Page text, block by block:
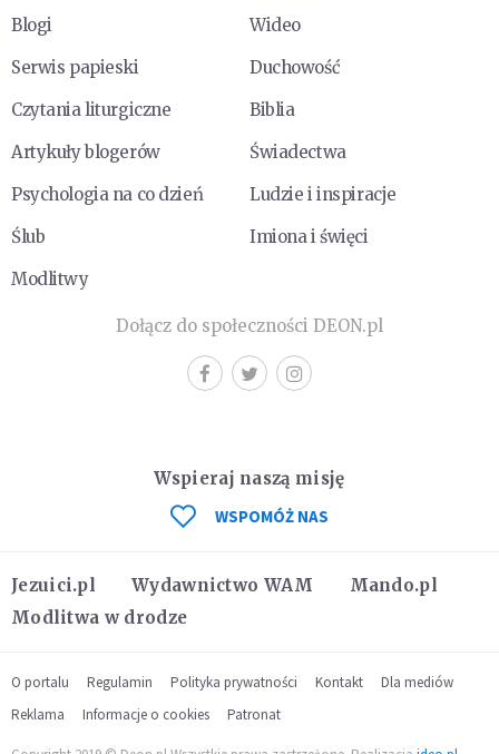
Blogi
Wideo
Serwis papieski
Duchowość
Czytania liturgiczne
Biblia
Artykuły blogerów
Świadectwa
Psychologia na co dzień
Ludzie i inspiracje
Ślub
Imiona i święci
Modlitwy
Dołącz do społeczności DEON.pl
Jezuici.pl Wydawnictwo WAM
Mando.pl
Modlitwa w drodze
Wspieraj naszą misję
WSPOMÓŻ NAS
O portalu Regulamin Polityka prywatności Kontakt
Dla mediów
Reklama
Informacje o cookies Patronat